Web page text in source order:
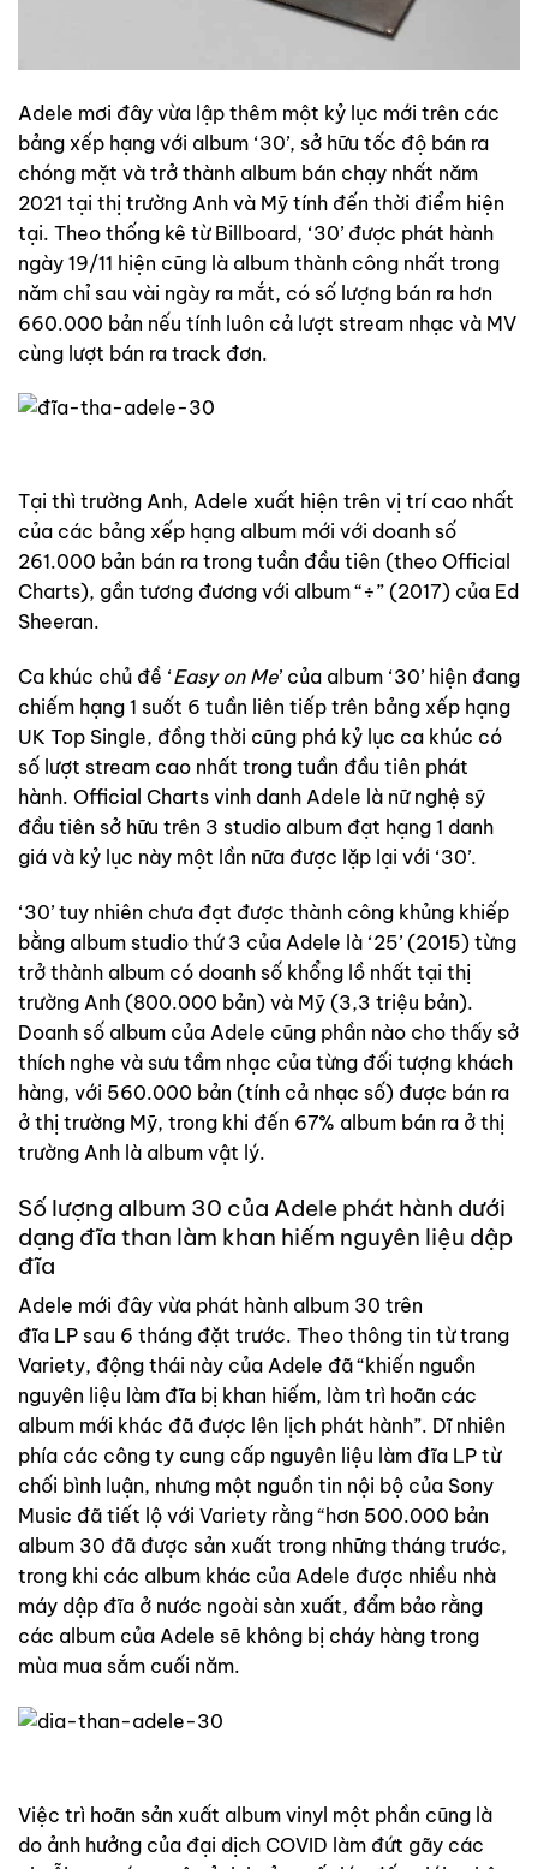
Adele mơi đây vừa lập thêm một kỷ lục mới trên các
bảng xếp hạng với album ‘30’, sở hữu tốc độ bán ra
chóng mặt và trở thành album bán chạy nhất năm
2021 tại thị trường Anh và Mỹ tính đến thời điểm hiện
tại. Theo thống kê từ Billboard, ‘30’ được phát hành
ngày 19/11 hiện cũng là album thành công nhất trong
năm chỉ sau vài ngày ra mắt, có số lượng bán ra hơn
660.000 bản nếu tính luôn cả lượt stream nhạc và MV
cùng lượt bán ra track đơn.
Tại thì trường Anh, Adele xuất hiện trên vị trí cao nhất
của các bảng xếp hạng album mới với doanh số
261.000 bản bán ra trong tuần đầu tiên (theo Official
Charts), gần tương đương với album “÷” (2017) của Ed
Sheeran.
Ca khúc chủ đề ‘Easy on Me’ của album ‘30’ hiện đang
chiếm hạng 1 suốt 6 tuần liên tiếp trên bảng xếp hạng
UK Top Single, đồng thời cũng phá kỷ lục ca khúc có
số lượt stream cao nhất trong tuần đầu tiên phát
hành. Official Charts vinh danh Adele là nữ nghệ sỹ
đầu tiên sở hữu trên 3 studio album đạt hạng 1 danh
giá và kỷ lục này một lần nữa được lặp lại với ‘30’.
‘30’ tuy nhiên chưa đạt được thành công khủng khiếp
bằng album studio thứ 3 của Adele là ‘25’ (2015) từng
trở thành album có doanh số khổng lồ nhất tại thị
trường Anh (800.000 bản) và Mỹ (3,3 triệu bản).
Doanh số album của Adele cũng phần nào cho thấy sở
thích nghe và sưu tầm nhạc của từng đối tượng khách
hàng, với 560.000 bản (tính cả nhạc số) được bán ra
ở thị trường Mỹ, trong khi đến 67% album bán ra ở thị
trường Anh là album vật lý.
Số lượng album 30 của Adele phát hành dưới
dạng đĩa than làm khan hiếm nguyên liệu dập
đĩa
Adele mới đây vừa phát hành album 30 trên
đĩa LP sau 6 tháng đặt trước. Theo thông tin từ trang
Variety, động thái này của Adele đã “khiến nguồn
nguyên liệu làm đĩa bị khan hiếm, làm trì hoãn các
album mới khác đã được lên lịch phát hành”. Dĩ nhiên
phía các công ty cung cấp nguyên liệu làm đĩa LP từ
chối bình luận, nhưng một nguồn tin nội bộ của Sony
Music đã tiết lộ với Variety rằng “hơn 500.000 bản
album 30 đã được sản xuất trong những tháng trước,
trong khi các album khác của Adele được nhiều nhà
máy dập đĩa ở nước ngoài sàn xuất, đẩm bảo rằng
các album của Adele sẽ không bị cháy hàng trong
mùa mua sắm cuối năm.
Việc trì hoãn sản xuất album vinyl một phần cũng là
do ảnh hưởng của đại dịch COVID làm đứt gãy các